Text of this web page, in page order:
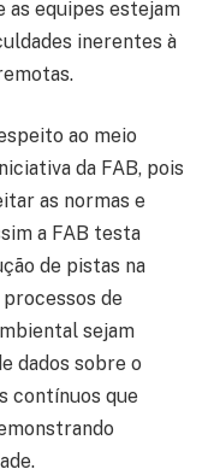
as equipes estejam
inerentes à
ao meio
da FAB, pois
as normas e
a FAB testa
de pistas na
de
sejam
dados sobre o
contínuos que